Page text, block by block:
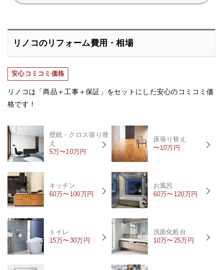
リノコのリフォーム費用・相場
安心コミコミ価格
リノコは「商品＋工事＋保証」をセットにした安心のコミコミ価
格です！
壁紙・クロス張り替
え
5万〜10万円
床張り替え
〜10万円
キッチン
60万〜100万円
お風呂
60万〜120万円
トイレ
15万〜30万円
洗面化粧台
10万〜25万円